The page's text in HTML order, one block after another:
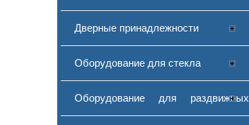
Дверные принадлежности
Оборудование для стекла
Оборудование для раздвижных